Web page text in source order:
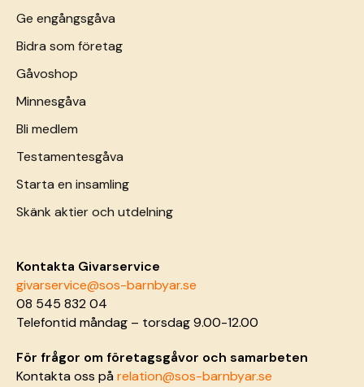
Ge engångsgåva
Bidra som företag
Gåvoshop
Minnesgåva
Bli medlem
Testamentesgåva
Starta en insamling
Skänk aktier och utdelning
Kontakta Givarservice
givarservice@sos-barnbyar.se
08 545 832 04
Telefontid måndag – torsdag 9.00-12.00
För frågor om företagsgåvor och samarbeten
Kontakta oss pårelation@sos-barnbyar.se